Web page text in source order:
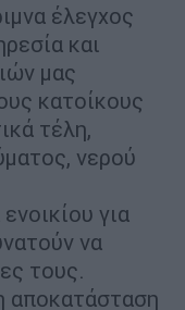
έλεγχος
και
μας
κατοίκους
τέλη,
νερού
για
να
τους.
αποκατάσταση